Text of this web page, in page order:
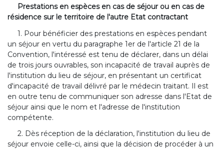
Prestations en espèces en cas de séjour ou en cas de
résidence sur le territoire de l'autre Etat contractant
1. Pour bénéficier des prestations en espèces pendant
un séjour en vertu du paragraphe 1er de l'article 21 de la
Convention, l'intéressé est tenu de déclarer, dans un délai
de trois jours ouvrables, son incapacité de travail auprès de
l'institution du lieu de séjour, en présentant un certificat
d'incapacité de travail délivré par le médecin traitant. Il est
en outre tenu de communiquer son adresse dans l'Etat de
séjour ainsi que le nom et l'adresse de l'institution
compétente.
2. Dès réception de la déclaration, l'institution du lieu de
séjour envoie celle-ci, ainsi que la décision de procéder à un